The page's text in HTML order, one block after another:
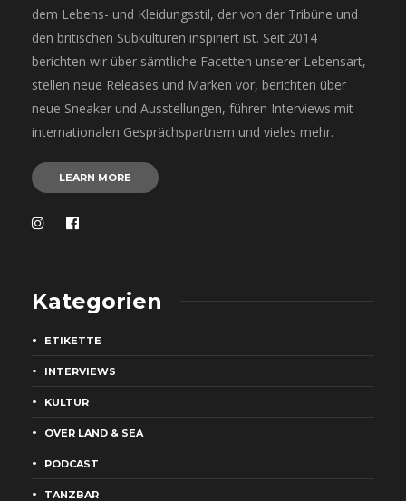
dem Lebens- und Kleidungsstil, der von der Tribüne und
den britischen Subkulturen inspiriert ist. Seit 2014
berichten wir über sämtliche Facetten unserer Lebensart,
stellen neue Releases und Marken vor, berichten über
neue Sneaker und Ausstellungen, führen Interviews mit
internationalen Gesprächspartnern und vieles mehr.
LEARN MORE
Kategorien
ETIKETTE
INTERVIEWS
KULTUR
OVER LAND & SEA
PODCAST
TANZBAR